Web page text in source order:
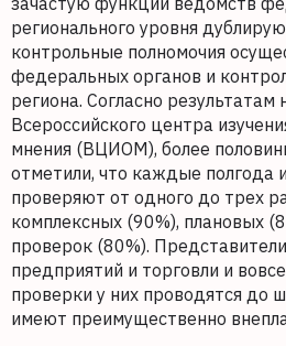
регионального уровня
контрольные полномочия
федеральных органов и
региона. Согласно результатам
Всероссийского центра
мнения (ВЦИОМ), более
отметили, что каждые полгода
проверяют от одного до трех
комплексных (90%), плановых
проверок (80%).
предприятий и торговли и
проверки у них проводятся до
имеют преимущественно